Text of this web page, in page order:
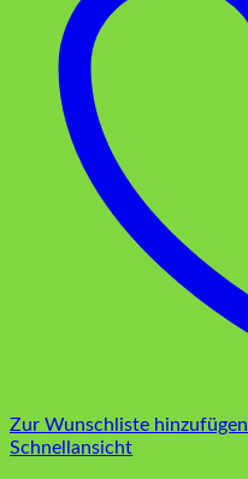
Zur Wunschliste hinzufügen
Schnellansicht